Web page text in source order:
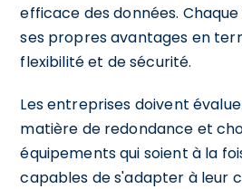
efficace des données.
ses propres avantages en
flexibilité et de sécurité.
Les entreprises doivent
matière de redondance et
équipements qui soient à la
capables de s'adapter à leur